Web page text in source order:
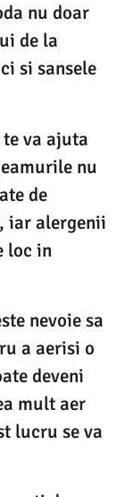
nu doar
de la
si sansele
va ajuta
nu
de
iar alergenii
loc in
nevoie sa
a aerisi o
deveni
mult aer
lucru se va